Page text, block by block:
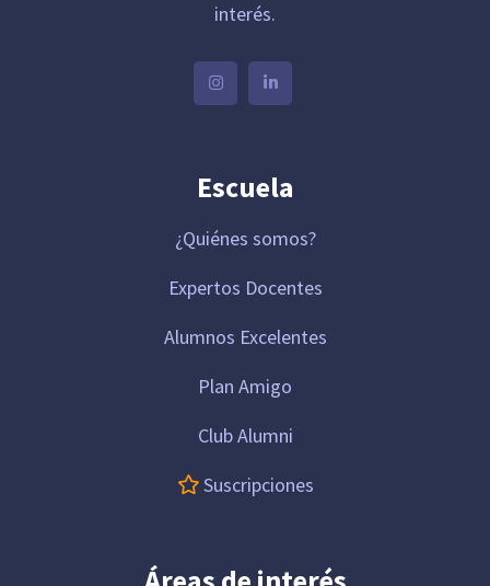
interés.
Escuela
¿Quiénes somos?
Expertos Docentes
Alumnos Excelentes
Plan Amigo
Club Alumni
Suscripciones